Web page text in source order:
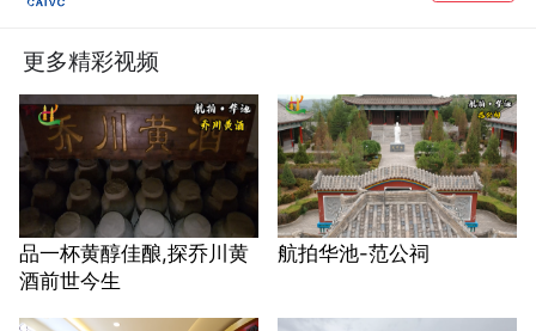
更多精彩视频
品一杯黄醇佳酿,探乔川黄
酒前世今生
航拍华池-范公祠